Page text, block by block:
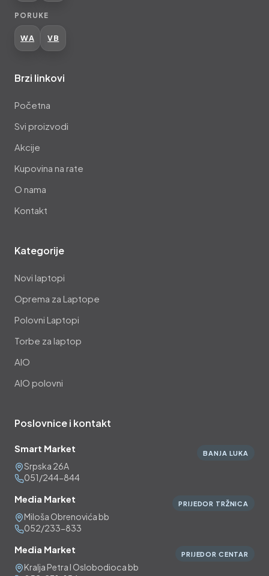
PORUKE
WA VB
Brzi linkovi
Početna
Svi proizvodi
Akcije
Kupovina na rate
O nama
Kontakt
Kategorije
Novi laptopi
Oprema za Laptope
Polovni Laptopi
Torbe za laptop
AIO
AIO polovni
Poslovnice i kontakt
Smart Market BANJA LUKA
Srpska 26A
051/244-844
Media Market PRIJEDOR TRŽNICA
Miloša Obrenovića bb
052/233-833
Media Market PRIJEDOR CENTAR
Kralja Petra I Oslobodioca bb